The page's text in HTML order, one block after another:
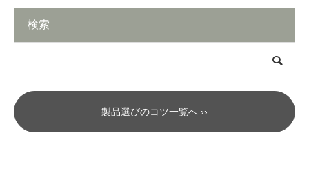
検索
製品選びのコツ一覧へ ››